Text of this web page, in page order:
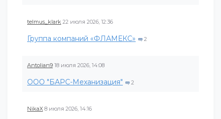
telmus_klark 22 июля 2026, 12:36
Группа компаний «ФЛАМЕКС» 2
Antolian9 18 июля 2026, 14:08
ООО "БАРС-Механизация" 2
NikaX 8 июля 2026, 14:16